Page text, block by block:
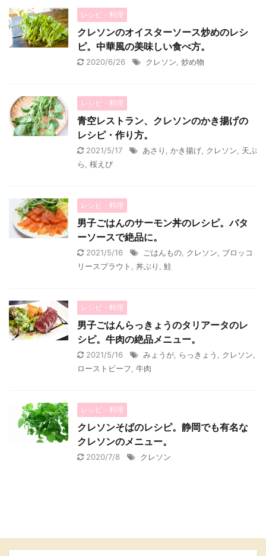
レシピ・料理
クレソンのオイスターソース炒めのレシ
ピ。中華風の美味しい食べ方。
2020/6/26 クレソン 炒め物
レシピ・料理
青空レストラン、クレソンのかき揚げの
レシピ・作り方。
2021/5/17 あさり かき揚げ クレソン
天ぷ
ら
桜えび
レシピ・料理
男子ごはんのサーモン丼のレシピ。バタ
ーソースで絶品に。
2021/5/16 ごはんもの クレソン
ブロッコ
リースプラウト
丼ぶり 鮭
レシピ・料理
男子ごはんらっきょうのタリアータのレ
シピ。牛肉の絶品メニュー。
2021/5/16 みょうが らっきょう クレソン
ローストビーフ 牛肉
レシピ・料理
クレソンそばのレシピ。静岡でも有名な
クレソンのメニュー。
2020/7/8 クレソン